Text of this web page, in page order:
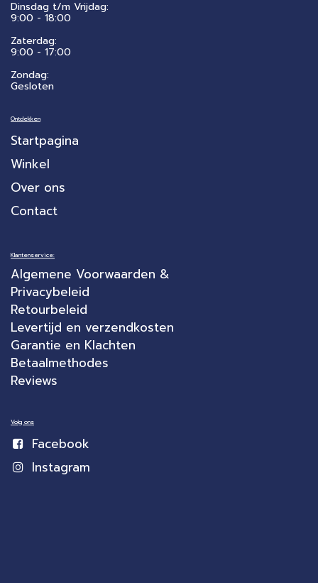
Dinsdag t/m Vrijdag:
9:00 - 18:00
Zaterdag:
​9:00 - 17:00
Zondag:
Gesloten
Ontdekken
Startpagina
Winkel
Over ons
Contact
Klantenservice:
Algemene Voorwaarden &
Privacybeleid
Retourbeleid
Levertijd en verzendkosten
Garantie en Klachten
Betaalmethodes
Reviews
Volg ons
Facebook
Instagram